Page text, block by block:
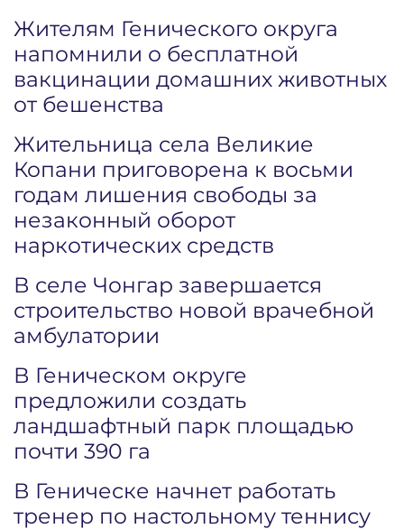
Жителям Генического округа
напомнили о бесплатной
вакцинации домашних животных
от бешенства
Жительница села Великие
Копани приговорена к восьми
годам лишения свободы за
незаконный оборот
наркотических средств
В селе Чонгар завершается
строительство новой врачебной
амбулатории
В Геническом округе
предложили создать
ландшафтный парк площадью
почти 390 га
В Геническе начнет работать
тренер по настольному теннису